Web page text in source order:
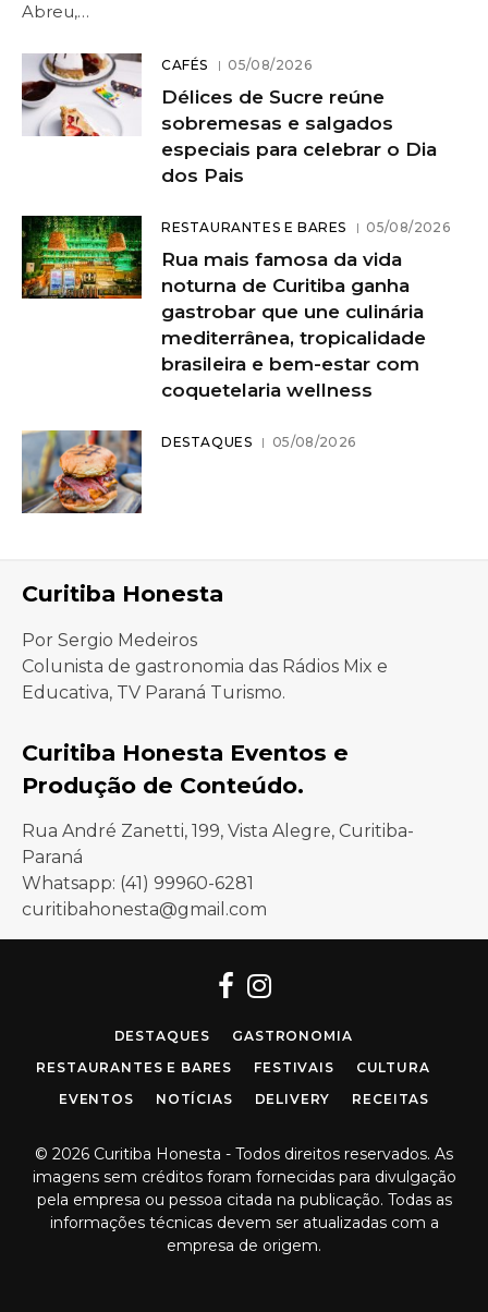
Abreu,…
CAFÉS 05/08/2026
Délices de Sucre reúne
sobremesas e salgados
especiais para celebrar o Dia
dos Pais
RESTAURANTES E BARES 05/08/2026
Rua mais famosa da vida
noturna de Curitiba ganha
gastrobar que une culinária
mediterrânea, tropicalidade
brasileira e bem-estar com
coquetelaria wellness
DESTAQUES 05/08/2026
Curitiba Honesta
Por Sergio Medeiros
Colunista de gastronomia das Rádios Mix e
Educativa, TV Paraná Turismo.
Curitiba Honesta Eventos e
Produção de Conteúdo.
Rua André Zanetti, 199, Vista Alegre, Curitiba-
Paraná
Whatsapp: (41) 99960-6281
curitibahonesta@gmail.com
Facebook
Instagram
DESTAQUES
GASTRONOMIA
RESTAURANTES E BARES
FESTIVAIS
CULTURA
EVENTOS
NOTÍCIAS DELIVERY RECEITAS
© 2026 Curitiba Honesta - Todos direitos reservados. As
imagens sem créditos foram fornecidas para divulgação
pela empresa ou pessoa citada na publicação. Todas as
informações técnicas devem ser atualizadas com a
empresa de origem.